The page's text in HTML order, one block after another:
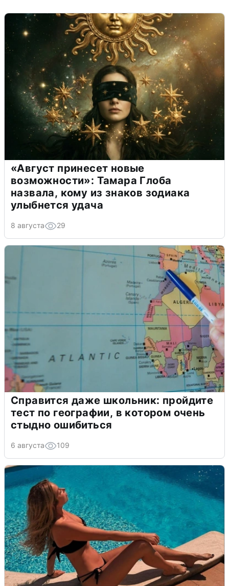
«Август принесет новые
возможности»: Тамара Глоба
назвала, кому из знаков зодиака
улыбнется удача
8 августа 29
Справится даже школьник: пройдите
тест по географии, в котором очень
стыдно ошибиться
6 августа 109